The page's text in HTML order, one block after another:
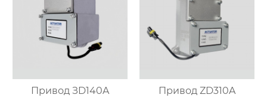
Привод ЗD140A Привод ZD310A